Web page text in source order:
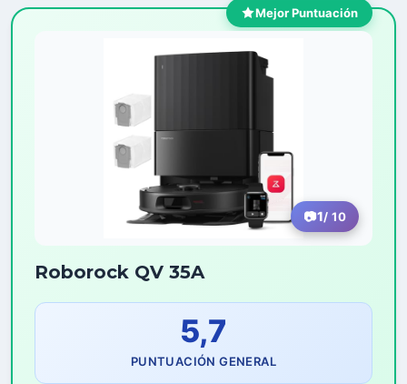
Mejor Puntuación
1/ 10
Roborock QV 35A
5,7
PUNTUACIÓN GENERAL